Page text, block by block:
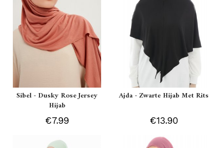
Sibel - Dusky Rose Jersey
Hijab
€7.99
Ajda - Zwarte Hijab Met Rits
€13.90